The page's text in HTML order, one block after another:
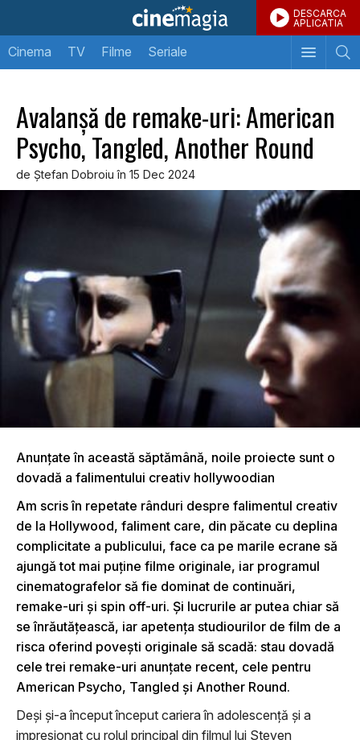
DESCARCA
APLICATIA
Cinema TV Filme Seriale
Avalanşă de remake-uri: American
Psycho, Tangled, Another Round
de Ştefan Dobroiu în 15 Dec 2024
Anunţate în această săptămână, noile proiecte sunt o
dovadă a falimentului creativ hollywoodian
Am scris în repetate rânduri despre falimentul creativ
de la Hollywood, faliment care, din păcate cu deplina
complicitate a publicului, face ca pe marile ecrane să
ajungă tot mai puţine filme originale, iar programul
cinematografelor să fie dominat de continuări,
remake-uri şi spin off-uri. Şi lucrurile ar putea chiar să
se înrăutăţească, iar apetenţa studiourilor de film de a
risca oferind poveşti originale să scadă: stau dovadă
cele trei remake-uri anunţate recent, cele pentru
American Psycho, Tangled şi Another Round.
Deşi şi-a început început cariera în adolescenţă şi a
impresionat cu rolul principal din filmul lui Steven